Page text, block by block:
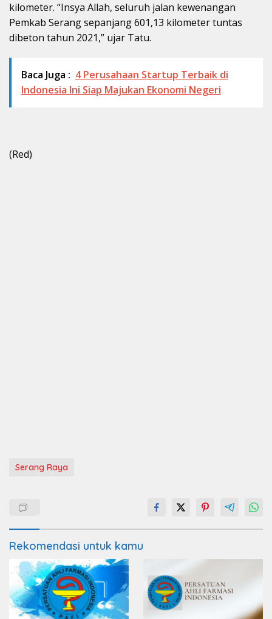
kilometer. “Insya Allah, seluruh jalan kewenangan
Pemkab Serang sepanjang 601,13 kilometer tuntas
dibeton tahun 2021,” ujar Tatu.
Baca Juga : 4 Perusahaan Startup Terbaik di
Indonesia Ini Siap Majukan Ekonomi Negeri
(Red)
Serang Raya
Rekomendasi untuk kamu